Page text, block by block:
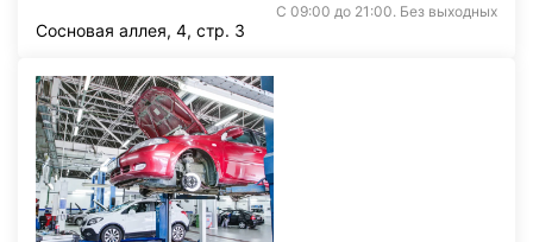
С 09:00 до 21:00. Без выходных
Сосновая аллея, 4, стр. 3